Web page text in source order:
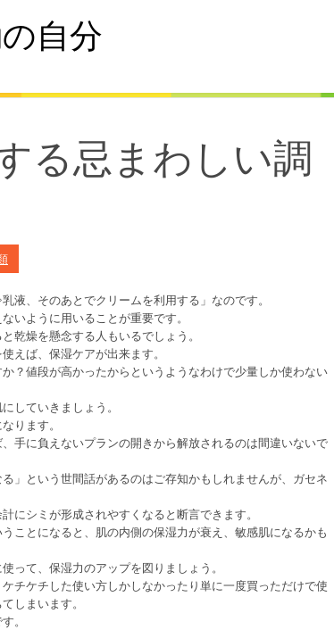
自分
る忌まわしい調
、そのあとでクリームを利用する」なのです。
いように用いることが重要です。
乾燥を懸念する人もいるでしょう。
えば、保湿ケアが出来ます。
？値段が高かったからというようなわけで少量しか使わない
していきましょう。
ります。
手に負えないプランの開きから解放されるのは間違いないで
」という世間話があるのはご存知かもしれませんが、ガセネ
にシミが形成されやすくなると断言できます。
ことになると、肌の内側の保湿力が衰え、敏感肌になるかも
って、保湿力のアップを図りましょう。
チケチした使い方しかしなかったり単に一度買っただけで使
しまいます。
。